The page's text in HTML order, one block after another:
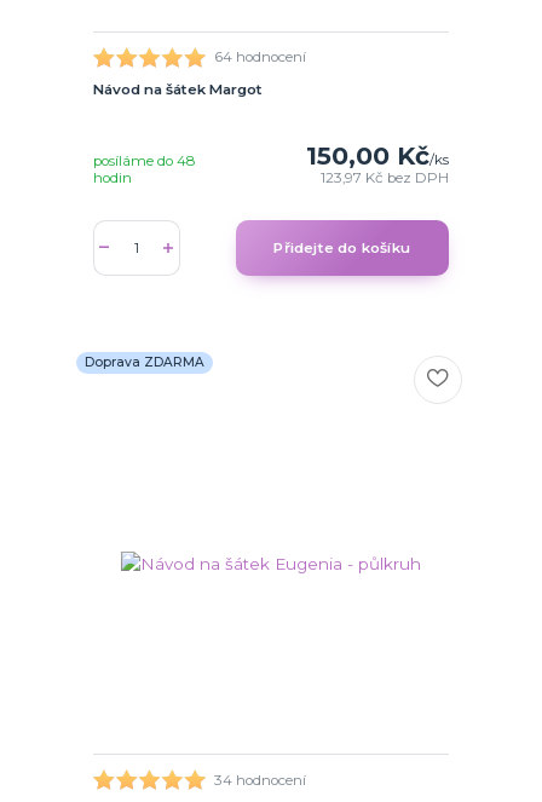
64 hodnocení
Návod na šátek Margot
150,00 Kč/ks
123,97 Kč bez DPH
posíláme do 48
hodin
Přidejte do košíku
Doprava ZDARMA
34 hodnocení